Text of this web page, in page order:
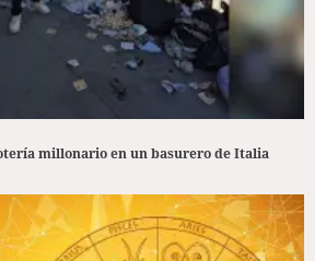
millonario en un basurero de Italia